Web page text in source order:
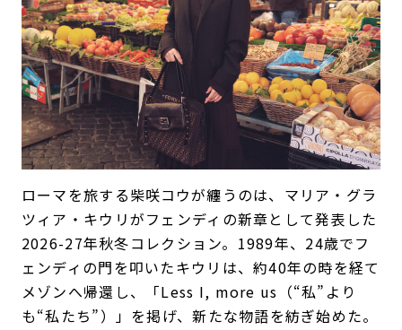
ローマを旅する柴咲コウが纏うのは、マリア・グラ
ツィア・キウリがフェンディの新章として発表した
2026-27年秋冬コレクション。1989年、24歳でフ
ェンディの門を叩いたキウリは、約40年の時を経て
メゾンへ帰還し、「Less I, more us（“私”より
も“私たち”）」を掲げ、新たな物語を紡ぎ始めた。